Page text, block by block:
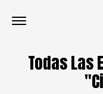
Todas Las